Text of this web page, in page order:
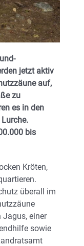
jetzt aktiv
auf,
zu
es in den
bis
Kröten,
überall im
Jagus, einer
sowie